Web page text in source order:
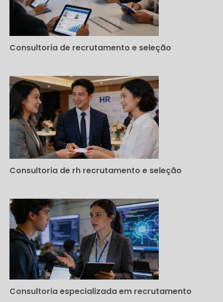
Consultoria de recrutamento e seleção
Consultoria de rh recrutamento e seleção
Consultoria especializada em recrutamento